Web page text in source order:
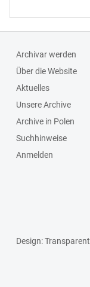
Archivar werden
Über die Website
Aktuelles
Unsere Archive
Archive in Polen
Suchhinweise
Anmelden
Design: Transparent